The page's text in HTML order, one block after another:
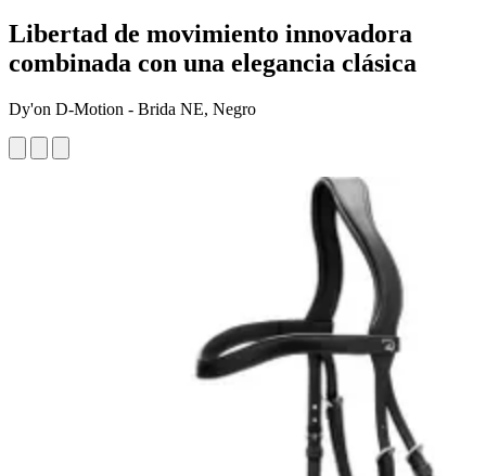
Libertad de movimiento innovadora
combinada con una elegancia clásica
Dy'on D-Motion - Brida NE, Negro